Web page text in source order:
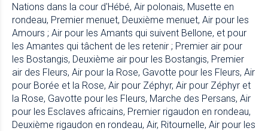
Nations dans la cour d'Hébé, Air polonais, Musette en
rondeau, Premier menuet, Deuxième menuet, Air pour les
Amours ; Air pour les Amants qui suivent Bellone, et pour
les Amantes qui tâchent de les retenir ; Premier air pour
les Bostangis, Deuxième air pour les Bostangis, Premier
air des Fleurs, Air pour la Rose, Gavotte pour les Fleurs, Air
pour Borée et la Rose, Air pour Zéphyr, Air pour Zéphyr et
la Rose, Gavotte pour les Fleurs, Marche des Persans, Air
pour les Esclaves africains, Premier rigaudon en rondeau,
Deuxième rigaudon en rondeau, Air, Ritournelle, Air pour les